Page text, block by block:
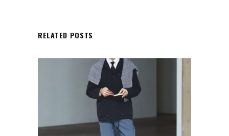
RELATED POSTS